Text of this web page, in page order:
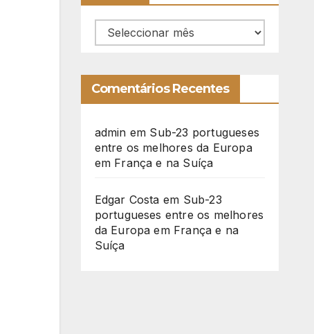
Arquivo
Comentários Recentes
admin em Sub-23 portugueses
entre os melhores da Europa
em França e na Suíça
Edgar Costa em Sub-23
portugueses entre os melhores
da Europa em França e na
Suíça